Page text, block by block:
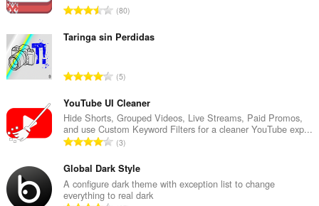
N
m
e
o
t
a
d
e
n
80
Taringa sin Perdidas
N
m
b
r
e
o
t
5
YouTube UI Cleaner
Hide Shorts, Grouped Videos, Live Streams, Paid Promos,
and use Custom Keyword Filters for a cleaner YouTube exp...
N
m
b
r
3
Global Dark Style
A configure dark theme with exception list to change
everything to real dark